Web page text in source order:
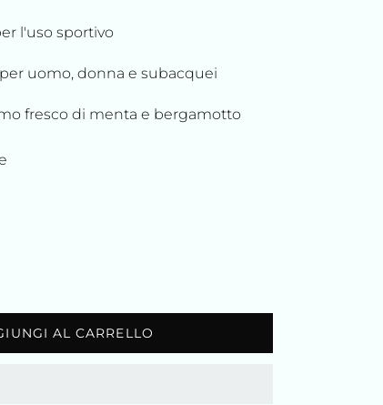
l'uso sportivo
uomo, donna e subacquei
fresco di menta e bergamotto
AL CARRELLO